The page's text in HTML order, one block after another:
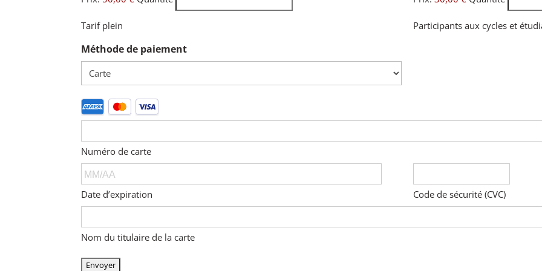
Tarif plein Participants aux cycles et
Méthode de paiement
Cartes
bancaires
en
American
Express,
MasterCard,
Numéro de carte
Date d’expiration Code de sécurité (CVC)
Nom du titulaire de la carte